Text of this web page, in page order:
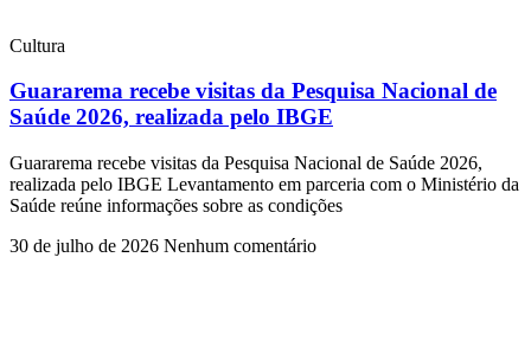
Cultura
Guararema recebe visitas da Pesquisa Nacional de
Saúde 2026, realizada pelo IBGE
Guararema recebe visitas da Pesquisa Nacional de Saúde 2026,
realizada pelo IBGE Levantamento em parceria com o Ministério da
Saúde reúne informações sobre as condições
30 de julho de 2026 Nenhum comentário